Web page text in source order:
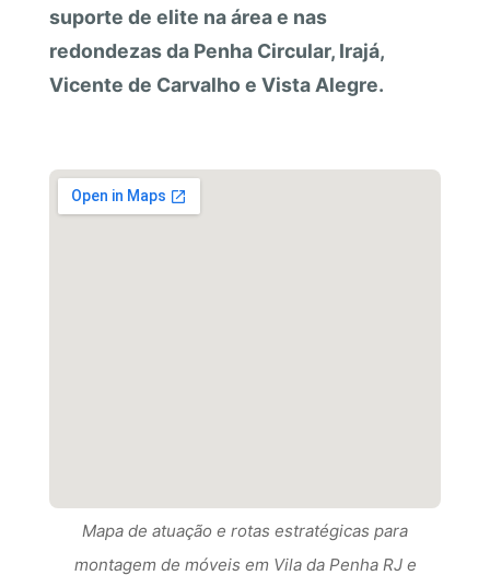
suporte de elite na área e nas
redondezas da Penha Circular, Irajá,
Vicente de Carvalho e Vista Alegre.
Mapa de atuação e rotas estratégicas para
Mapa de atuação e rotas estratégicas para
Mapa de atuação e rotas estratégicas para
montagem de móveis em Vila da Penha RJ e